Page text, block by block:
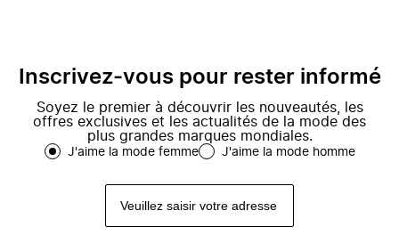
Inscrivez-vous pour rester informé
Soyez le premier à découvrir les nouveautés, les
offres exclusives et les actualités de la mode des
plus grandes marques mondiales.
J'aime la mode femme J'aime la mode homme